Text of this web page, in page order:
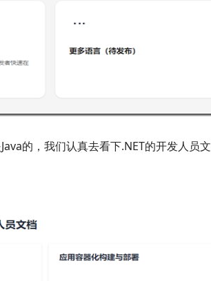
的，我们认真去看下.NET的开发人员